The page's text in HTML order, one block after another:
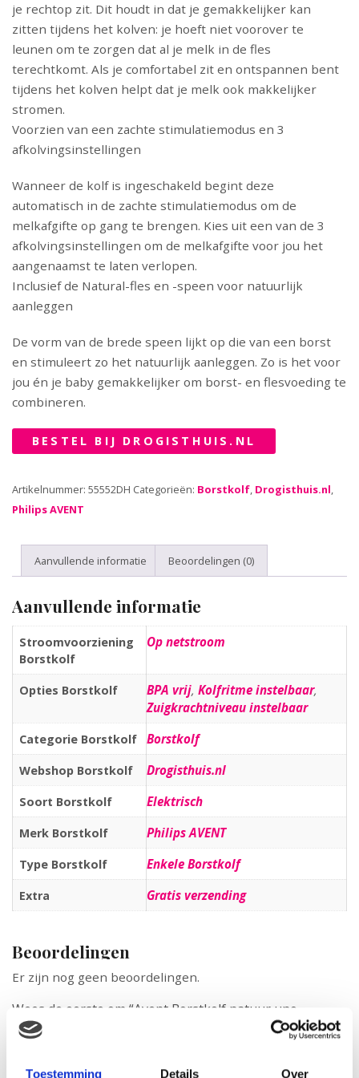
Toestemming Details Over
je rechtop zit. Dit houdt in dat je gemakkelijker kan
zitten tijdens het kolven: je hoeft niet voorover te
leunen om te zorgen dat al je melk in de fles
terechtkomt. Als je comfortabel zit en ontspannen bent
tijdens het kolven helpt dat je melk ook makkelijker
stromen.
Voorzien van een zachte stimulatiemodus en 3
afkolvingsinstellingen
Wanneer de kolf is ingeschakeld begint deze
automatisch in de zachte stimulatiemodus om de
melkafgifte op gang te brengen. Kies uit een van de 3
afkolvingsinstellingen om de melkafgifte voor jou het
aangenaamst te laten verlopen.
Inclusief de Natural-fles en -speen voor natuurlijk
aanleggen
De vorm van de brede speen lijkt op die van een borst
en stimuleert zo het natuurlijk aanleggen. Zo is het voor
jou én je baby gemakkelijker om borst- en flesvoeding te
combineren.
BESTEL BIJ DROGISTHUIS.NL
Artikelnummer: 55552DH Categorieën: Borstkolf, Drogisthuis.nl,
Philips AVENT
Aanvullende informatie Beoordelingen (0)
Aanvullende informatie
Stroomvoorziening
Borstkolf
Op netstroom
Opties Borstkolf BPA vrij, Kolfritme instelbaar,
Zuigkrachtniveau instelbaar
Categorie Borstkolf Borstkolf
Webshop Borstkolf Drogisthuis.nl
Soort Borstkolf Elektrisch
Merk Borstkolf Philips AVENT
Type Borstkolf Enkele Borstkolf
Extra Gratis verzending
Beoordelingen
Er zijn nog geen beoordelingen.
Wees de eerste om “Avent Borstkolf natuur uno
elektronisch” te beoordelen